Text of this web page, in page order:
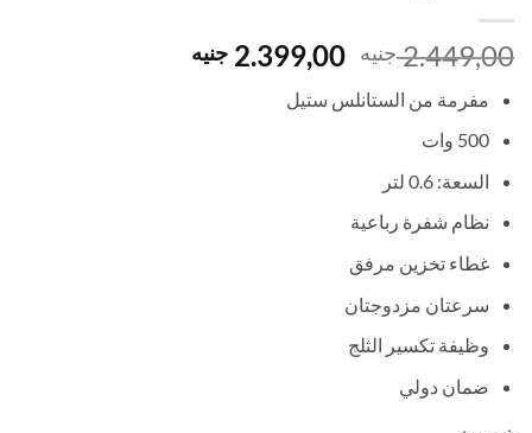
2.449,00 جنيه السعر
الأصلي
هو:
2.399,00 جنيه
مفرمة من الستانلس ستيل
500 وات
السعة: 0.6 لتر
نظام شفرة رباعية
غطاء تخزين مرفق
سرعتان مزدوجتان
وظيفة تكسير الثلج
ضمان دولي